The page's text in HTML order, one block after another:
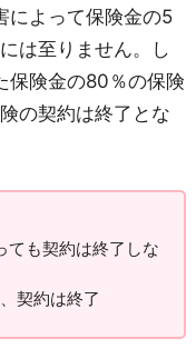
によって保険金の5
は至りません。し
保険金の80％の保険
の契約は終了とな
ても契約は終了しな
契約は終了